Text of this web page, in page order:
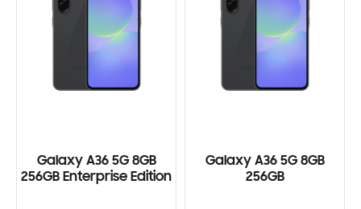
Galaxy A36 5G 8GB
256GB Enterprise Edition
Galaxy A36 5G 8GB
256GB